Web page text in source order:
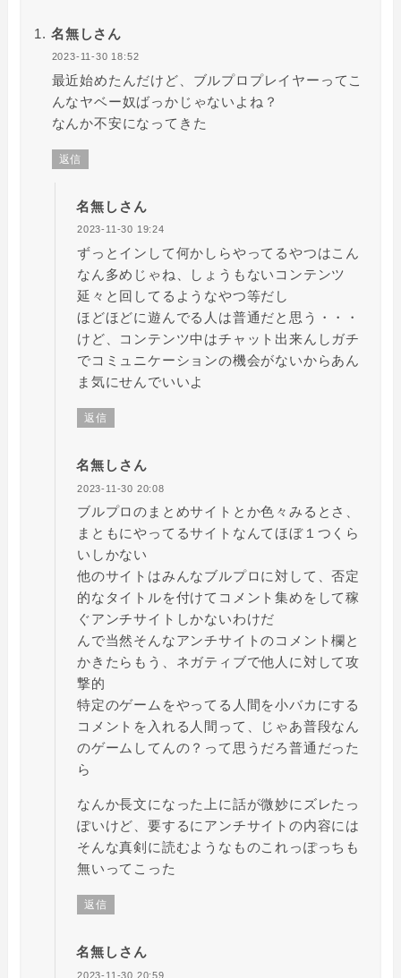
名無しさん
2023-11-30 18:52
最近始めたんだけど、ブルプロプレイヤーってこ
んなヤベー奴ばっかじゃないよね？
なんか不安になってきた
返信
名無しさん
2023-11-30 19:24
ずっとインして何かしらやってるやつはこん
なん多めじゃね、しょうもないコンテンツ
延々と回してるようなやつ等だし
ほどほどに遊んでる人は普通だと思う・・・
けど、コンテンツ中はチャット出来んしガチ
でコミュニケーションの機会がないからあん
ま気にせんでいいよ
返信
名無しさん
2023-11-30 20:08
ブルプロのまとめサイトとか色々みるとさ、
まともにやってるサイトなんてほぼ１つくら
いしかない
他のサイトはみんなブルプロに対して、否定
的なタイトルを付けてコメント集めをして稼
ぐアンチサイトしかないわけだ
んで当然そんなアンチサイトのコメント欄と
かきたらもう、ネガティブで他人に対して攻
撃的
特定のゲームをやってる人間を小バカにする
コメントを入れる人間って、じゃあ普段なん
のゲームしてんの？って思うだろ普通だった
ら
なんか長文になった上に話が微妙にズレたっ
ぽいけど、要するにアンチサイトの内容には
そんな真剣に読むようなものこれっぽっちも
無いってこった
返信
名無しさん
2023-11-30 20:59